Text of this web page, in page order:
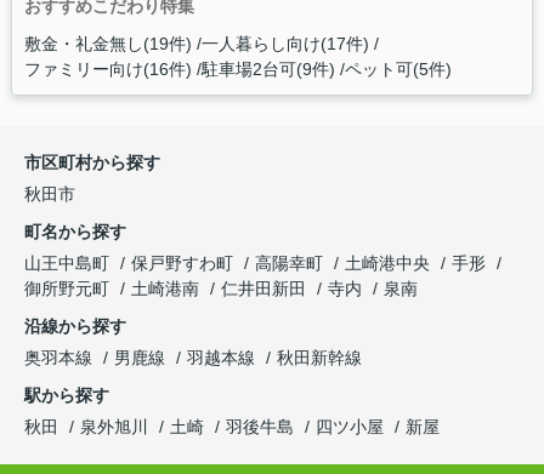
おすすめこだわり特集
敷金・礼金無し(19件) 一人暮らし向け(17件)
ファミリー向け(16件) 駐車場2台可(9件) ペット可(5件)
市区町村から探す
秋田市
町名から探す
山王中島町
保戸野すわ町 高陽幸町 土崎港中央
手形
御所野元町
土崎港南 仁井田新田 寺内
泉南
沿線から探す
奥羽本線
男鹿線 羽越本線
秋田新幹線
駅から探す
秋田
泉外旭川 土崎 羽後牛島 四ツ小屋 新屋